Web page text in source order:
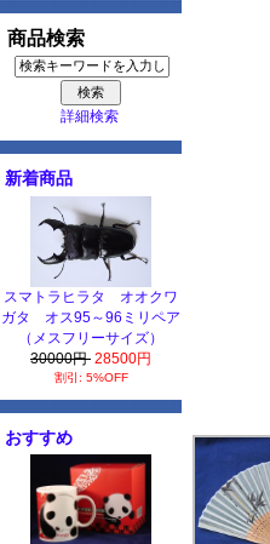
商品検索
詳細検索
新着商品
スマトラヒラタ オオクワ
ガタ オス95～96ミリペア
（メスフリーサイズ）
30000円 28500円
割引: 5%OFF
おすすめ